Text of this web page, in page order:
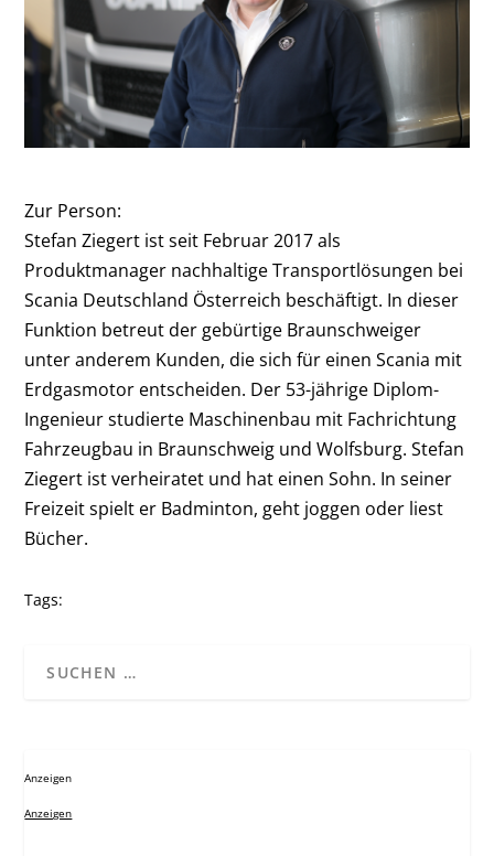
Zur Person:
Stefan Ziegert ist seit Februar 2017 als
Produktmanager nachhaltige Transportlösungen bei
Scania Deutschland Österreich beschäftigt. In dieser
Funktion betreut der gebürtige Braunschweiger
unter anderem Kunden, die sich für einen Scania mit
Erdgasmotor entscheiden. Der 53-jährige Diplom-
Ingenieur studierte Maschinenbau mit Fachrichtung
Fahrzeugbau in Braunschweig und Wolfsburg. Stefan
Ziegert ist verheiratet und hat einen Sohn. In seiner
Freizeit spielt er Badminton, geht joggen oder liest
Bücher.
Tags:
Anzeigen
Anzeigen